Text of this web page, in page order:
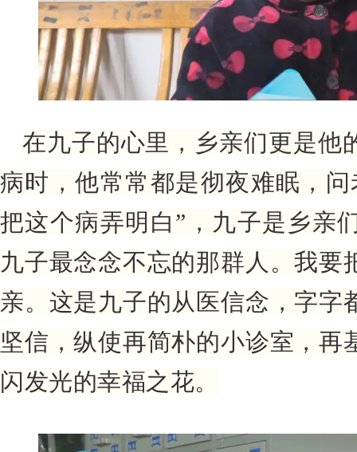
在九子的心里，乡亲们更是他
病时，他常常都是彻夜难眠，
把这个病弄明白”，九子是乡亲
九子最念念不忘的那群人。我要
亲。 这是九子的从医信念，字字
坚信，纵使再简朴的小诊室，再
闪发光的幸福之花。